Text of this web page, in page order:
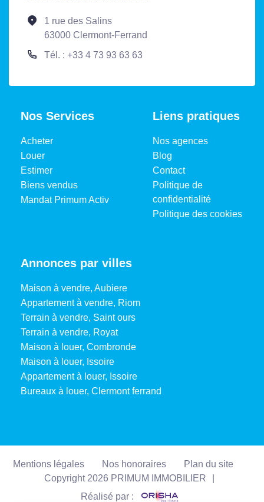
1 rue des Salins
63000 Clermont-Ferrand
Tél. : +33 4 73 93 63 63
Nos Services
Acheter
Louer
Estimer
Biens vendus
Mandat Primum Activ
Liens pratiques
Nos agences
Blog
Contact
Politique de
confidentialité
Politique des cookies
Annonces par villes
Maison à vendre, Aubiere
Appartement à vendre, Riom
Terrain à vendre, Saint ours
Terrain à vendre, Royat
Maison à louer, Combronde
Maison à louer, Issoire
Appartement à louer, Issoire
Bureaux à louer, Clermont ferrand
Mentions légales Nos honoraires
Plan du site
Copyright 2026 PRIMUM IMMOBILIER
Réalisé par :